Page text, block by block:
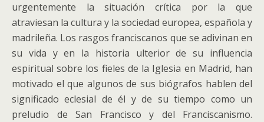
urgentemente la situación crítica por la que
atraviesan la cultura y la sociedad europea, española y
madrileña. Los rasgos franciscanos que se adivinan en
su vida y en la historia ulterior de su influencia
espiritual sobre los fieles de la Iglesia en Madrid, han
motivado el que algunos de sus biógrafos hablen del
significado eclesial de él y de su tiempo como un
preludio de San Francisco y del Franciscanismo.